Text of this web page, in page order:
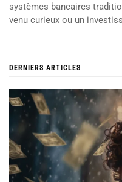
systèmes bancaires
venu curieux ou un
DERNIERS ARTICLES